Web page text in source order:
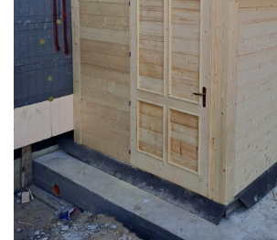
STRUTTURA ADDOSSATA PER LOCALE